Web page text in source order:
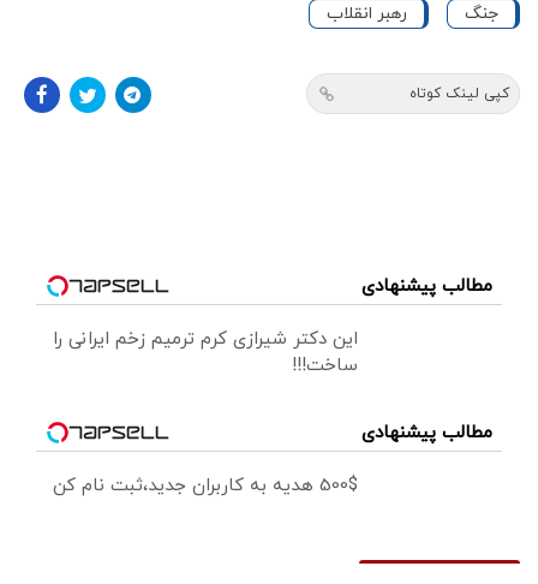
جنگ رهبر انقلاب
کپی لینک کوتاه
مطالب پیشنهادی
این دکتر شیرازی کرم ترمیم زخم ایرانی را
ساخت!!!
مطالب پیشنهادی
500$ هدیه به کاربران جدید،ثبت نام کن